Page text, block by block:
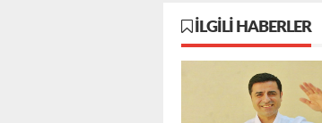
İLGILI HABERLER